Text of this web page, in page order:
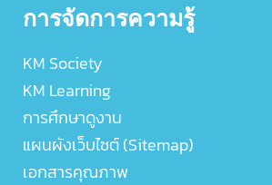
การจัดการความรู้
KM Society
KM Learning
การศึกษาดูงาน
แผนผังเว็บไซต์ (Sitemap)
เอกสารคุณภาพ